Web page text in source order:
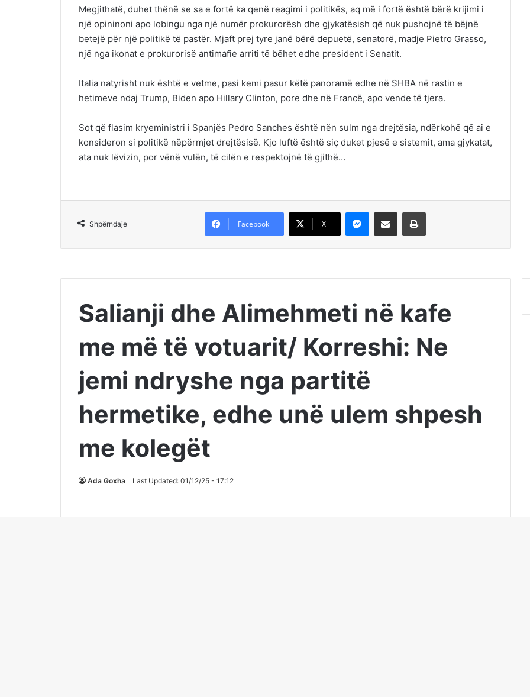
Megjithatë, duhet thënë se sa e fortë ka qenë reagimi i politikës, aq më i fortë është bërë krijimi i
një opininoni apo lobingu nga një numër prokurorësh dhe gjykatësish që nuk pushojnë të bëjnë
betejë për një politikë të pastër. Mjaft prej tyre janë bërë depuetë, senatorë, madje Pietro Grasso,
një nga ikonat e prokurorisë antimafie arriti të bëhet edhe president i Senatit.
Italia natyrisht nuk është e vetme, pasi kemi pasur këtë panoramë edhe në SHBA në rastin e
hetimeve ndaj Trump, Biden apo Hillary Clinton, pore dhe në Francë, apo vende të tjera.
Sot që flasim kryeministri i Spanjës Pedro Sanches është nën sulm nga drejtësia, ndërkohë që ai e
konsideron si politikë nëpërmjet drejtësisë. Kjo luftë është siç duket pjesë e sistemit, ama gjykatat,
ata nuk lëvizin, por vënë vulën, të cilën e respektojnë të gjithë…
Shpërndaje Facebook X
Messenger Shpërndajeni me anë të postës elektronike Printoje